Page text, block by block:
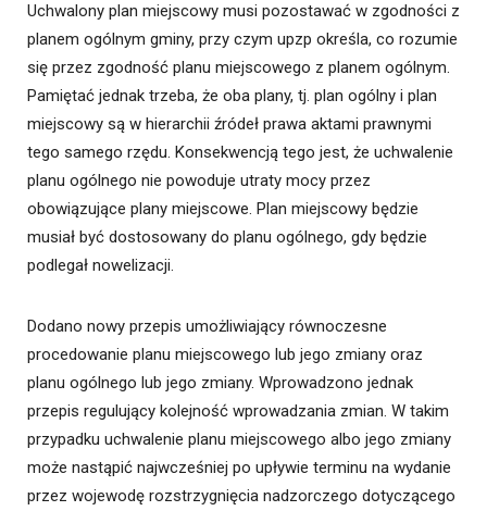
Uchwalony plan miejscowy musi pozostawać w zgodności z
planem ogólnym gminy, przy czym upzp określa, co rozumie
się przez zgodność planu miejscowego z planem ogólnym.
Pamiętać jednak trzeba, że oba plany, tj. plan ogólny i plan
miejscowy są w hierarchii źródeł prawa aktami prawnymi
tego samego rzędu. Konsekwencją tego jest, że uchwalenie
planu ogólnego nie powoduje utraty mocy przez
obowiązujące plany miejscowe. Plan miejscowy będzie
musiał być dostosowany do planu ogólnego, gdy będzie
podlegał nowelizacji.
Dodano nowy przepis umożliwiający równoczesne
procedowanie planu miejscowego lub jego zmiany oraz
planu ogólnego lub jego zmiany. Wprowadzono jednak
przepis regulujący kolejność wprowadzania zmian. W takim
przypadku uchwalenie planu miejscowego albo jego zmiany
może nastąpić najwcześniej po upływie terminu na wydanie
przez wojewodę rozstrzygnięcia nadzorczego dotyczącego